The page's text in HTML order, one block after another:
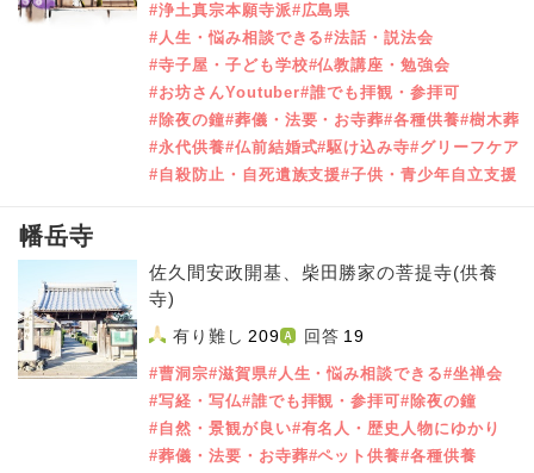
#浄土真宗本願寺派#広島県
#人生・悩み相談できる#法話・説法会
#寺子屋・子ども学校#仏教講座・勉強会
#お坊さんYoutuber#誰でも拝観・参拝可
#除夜の鐘#葬儀・法要・お寺葬#各種供養#樹木葬
#永代供養#仏前結婚式#駆け込み寺#グリーフケア
#自殺防止・自死遺族支援#子供・青少年自立支援
幡岳寺
佐久間安政開基、柴田勝家の菩提寺(供養
寺)
有り難し 209 回答 19
#曹洞宗#滋賀県#人生・悩み相談できる#坐禅会
#写経・写仏#誰でも拝観・参拝可#除夜の鐘
#自然・景観が良い#有名人・歴史人物にゆかり
#葬儀・法要・お寺葬#ペット供養#各種供養